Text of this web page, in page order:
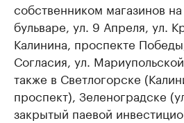
собственником магазинов
бульваре, ул. 9 Апреля, ул.
Калинина, проспекте
Согласия, ул.
также в Светлогорске
проспект), Зеленоградске
закрытый паевой